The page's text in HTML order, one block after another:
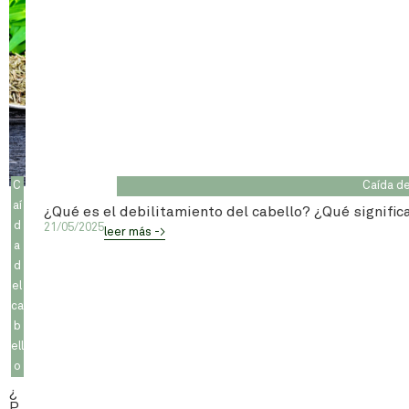
C
aí
d
a
d
el
ca
b
ell
o
¿
Caída
¿Qué es el debilitamiento del cabello? ¿Qué
21/05/2025leer más ->